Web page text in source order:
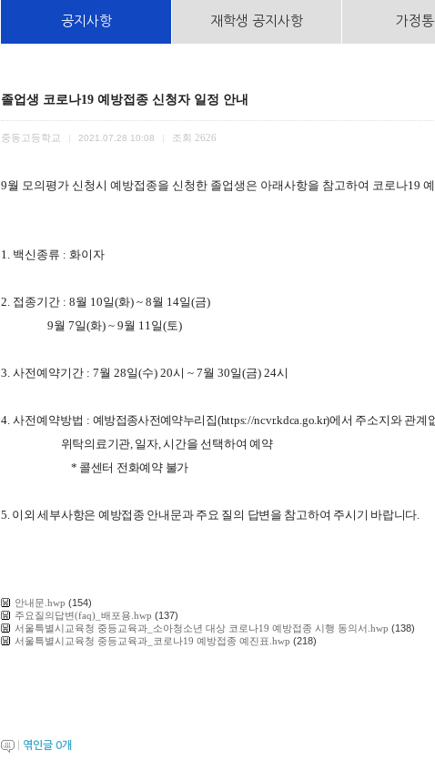
공지사항 재학생 공지사항 가정
졸업생 코로나19 예방접종 신청자 일정 안내
중동고등학교 2021.07.28 10:08 조회 2626
9월 모의평가 신청시 예방접종을 신청한 졸업생은 아래사항을 참고하여 코로나19
1. 백신종류 : 화이자
2. 접종기간 : 8월 10일(화) ~ 8월 14일(금)
9월 7일(화) ~ 9월 11일(토)
3. 사전예약기간 : 7월 28일(수) 20시 ~ 7월 30일(금) 24시
4. 사전예약방법 : 예방접종사전예약누리집(https://ncvr.kdca.go.kr)에서 주소지와 관계
위탁의료기관, 일자,시간을 선택하여 예약
* 콜센터 전화예약 불가
5. 이외 세부사항은 예방접종 안내문과 주요 질의 답변을 참고하여 주시기 바랍니다.
안내문.hwp (154)
주요질의답변(faq)_배포용.hwp (137)
서울특별시교육청 중등교육과_소아청소년 대상 코로나19 예방접종 시행 동의서.hwp (138)
서울특별시교육청 중등교육과_코로나19 예방접종 예진표.hwp (218)
엮인글 0개